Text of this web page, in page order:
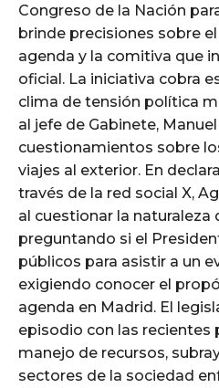
Congreso de la Nación
brinde precisiones sobre
agenda y la comitiva que
oficial. La iniciativa cobra
clima de tensión política
al jefe de Gabinete,
cuestionamientos sobre
viajes al exterior. En
través de la red social X,
al cuestionar la naturaleza
preguntando si el
públicos para asistir a un
exigiendo conocer el
agenda en Madrid. El
episodio con las recientes
manejo de recursos,
sectores de la sociedad